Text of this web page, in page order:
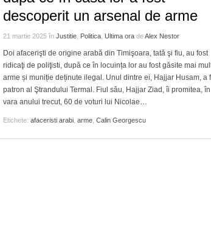
de acrobație aeriană- 1 August 2026
Inaugurare de Ziua Timișoarei. Turnul de apă
centru destinat evenimentelor culturale/FOTO -
31 July 2026
View all
Ceauşescu a fost… “unicul
Dominic Fritz denunţă un
special pentru el de PSD: Doar
bananiere e folosită legea
adversar politic
- 30 July 2026
Timiș. Mădălin Bunoiu se mută
dramatic în
Politehnica
Pe drumul cel
Serie A, USD
ZIARISTU’ DE
CU OIŞTEA-N
KIERKEGAARD
FINANŢĂRI DE LA A
LA Z
CLIPURI VIDEO
descoperit un arsenal de arme
21 martie 2025 în Justitie Politica Ultima ora deAlex Nestor
Doi afacerişti de origine arabă din Timişoara, tată şi fiu, au fost
ridicaţi de poliţisti, după ce în locuința lor au fost găsite mai
arme și muniție deținute ilegal. Unul dintre ei, Hajjar Husam, a
patron al Ştrandului Termal. Fiul său, Hajjar Ziad, îi promitea, în
vara anului trecut, 60 de voturi lui Nicolae…
Etichete: afaceristi arabi arme Calin Georgescu